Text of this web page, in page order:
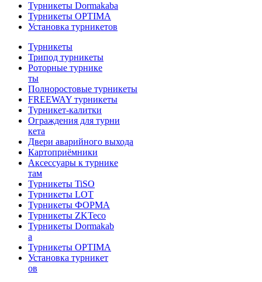
Турникеты Dormakaba
Турникеты OPTIMA
Установка турникетов
Турникеты
Трипод турникеты
Роторные турнике
ты
Полноростовые турникеты
FREEWAY турникеты
Турникет-калитки
Ограждения для турни
кета
Двери аварийного выхода
Картоприёмники
Аксессуары к турнике
там
Турникеты TiSO
Турникеты LOT
Турникеты ФОРМА
Турникеты ZKTeco
Турникеты Dormakab
a
Турникеты OPTIMA
Установка турникет
ов